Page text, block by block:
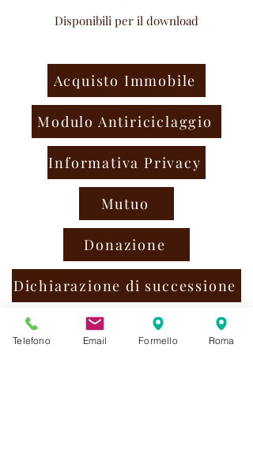
Disponibili per il download
Acquisto Immobile
Modulo Antiriciclaggio
Informativa Privacy
Mutuo
Donazione
Dichiarazione di successione
Costituzione di società
Telefono Email Formello Roma